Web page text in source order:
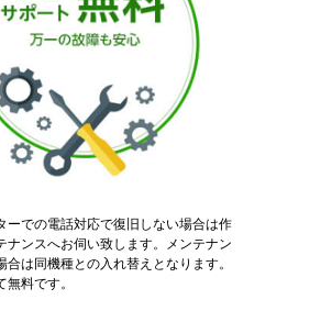
ーでの電話対応で復旧しない場合は作
ナンスへお伺い致します。メンテナン
合は同機種との入れ替えとなります。
無料です。